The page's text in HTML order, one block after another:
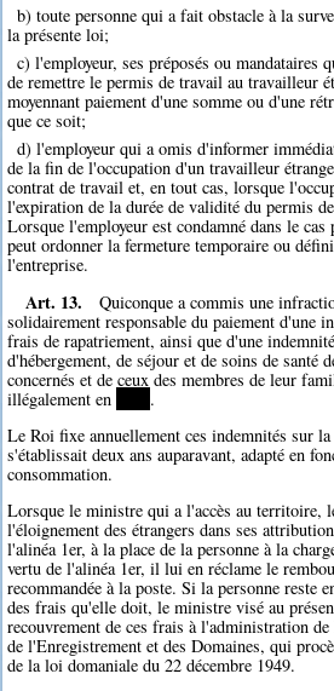
b) toute personne qui a fait obstacle à la
la présente loi;
c) l'employeur, ses préposés ou mandataires
de remettre le permis de travail au travailleur
moyennant paiement d'une somme ou d'une
que ce soit;
d) l'employeur qui a omis d'informer
de la fin de l'occupation d'un travailleur
contrat de travail et, en tout cas, lorsque
l'expiration de la durée de validité du permis
Lorsque l'employeur est condamné dans le
peut ordonner la fermeture temporaire ou
l'entreprise.
Art. 13.
Quiconque a commis une
solidairement responsable du paiement d'une
frais de rapatriement, ainsi que d'une
d'hébergement, de séjour et de soins de santé
concernés et de ceux des membres de leur
illégalement en
.
Le Roi fixe annuellement ces indemnités sur
s'établissait deux ans auparavant, adapté en
consommation.
Lorsque le ministre qui a l'accès au territoire,
l'éloignement des étrangers dans ses
l'alinéa 1er, à la place de la personne à la
vertu de l'alinéa 1er, il lui en réclame le
recommandée à la poste. Si la personne reste
des frais qu'elle doit, le ministre visé au
recouvrement de ces frais à l'administration
de l'Enregistrement et des Domaines, qui
de la loi domaniale du 22 décembre 1949.